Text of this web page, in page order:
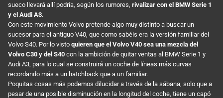
sueco llevará allí podría, según los rumores, rivalizar con el BMW Serie 1
y el Audi A3.
Con este movimiento Volvo pretende algo muy distinto a buscar un
sucesor para el antiguo V40, que como sabéis era la versión familiar del
Volvo S40. Por lo visto quieren que el Volvo V40 sea una mezcla del
Volvo C30 y del S40 con la ambición de quitar ventas al BMW Serie 1 y
Audi A3, para lo cual se construirá un coche de líneas más curvas
recordando más a un hatchback que a un familiar.
Poquitas cosas más podemos dilucidar a través de la sábana, solo que a
pesar de una posible disminución en la longitud del coche, tiene un capó